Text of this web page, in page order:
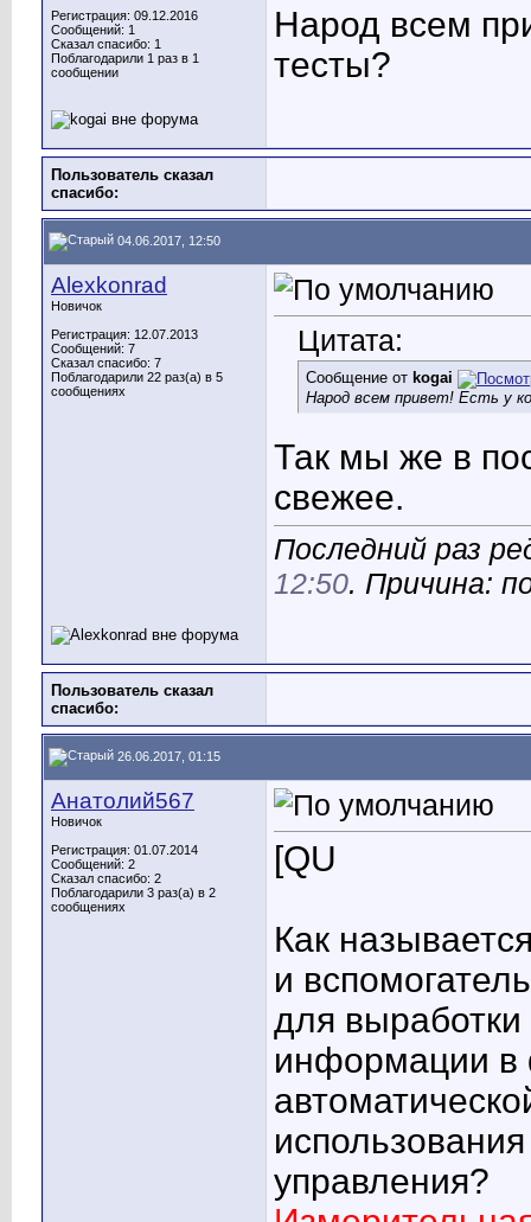
Регистрация: 09.12.2016
Сообщений: 1
Сказал спасибо: 1
Поблагодарили 1 раз в 1
сообщении
Народ всем
тесты?
Пользователь сказал
cпасибо:
04.06.2017, 12:50
Alexkonrad
Новичок
Регистрация: 12.07.2013
Сообщений: 7
Сказал спасибо: 7
Поблагодарили 22 раз(а) в 5
сообщениях
Цитата:
Сообщение от kogai
Народ всем привет! Есть у
Так мы же в
свежее.
Последний раз
12:50. Причина:
Пользователь сказал
cпасибо:
26.06.2017, 01:15
Анатолий567
Новичок
Регистрация: 01.07.2014
Сообщений: 2
Сказал спасибо: 2
Поблагодарили 3 раз(а) в 2
сообщениях
[QU
Как
и
для
информации в
управления?